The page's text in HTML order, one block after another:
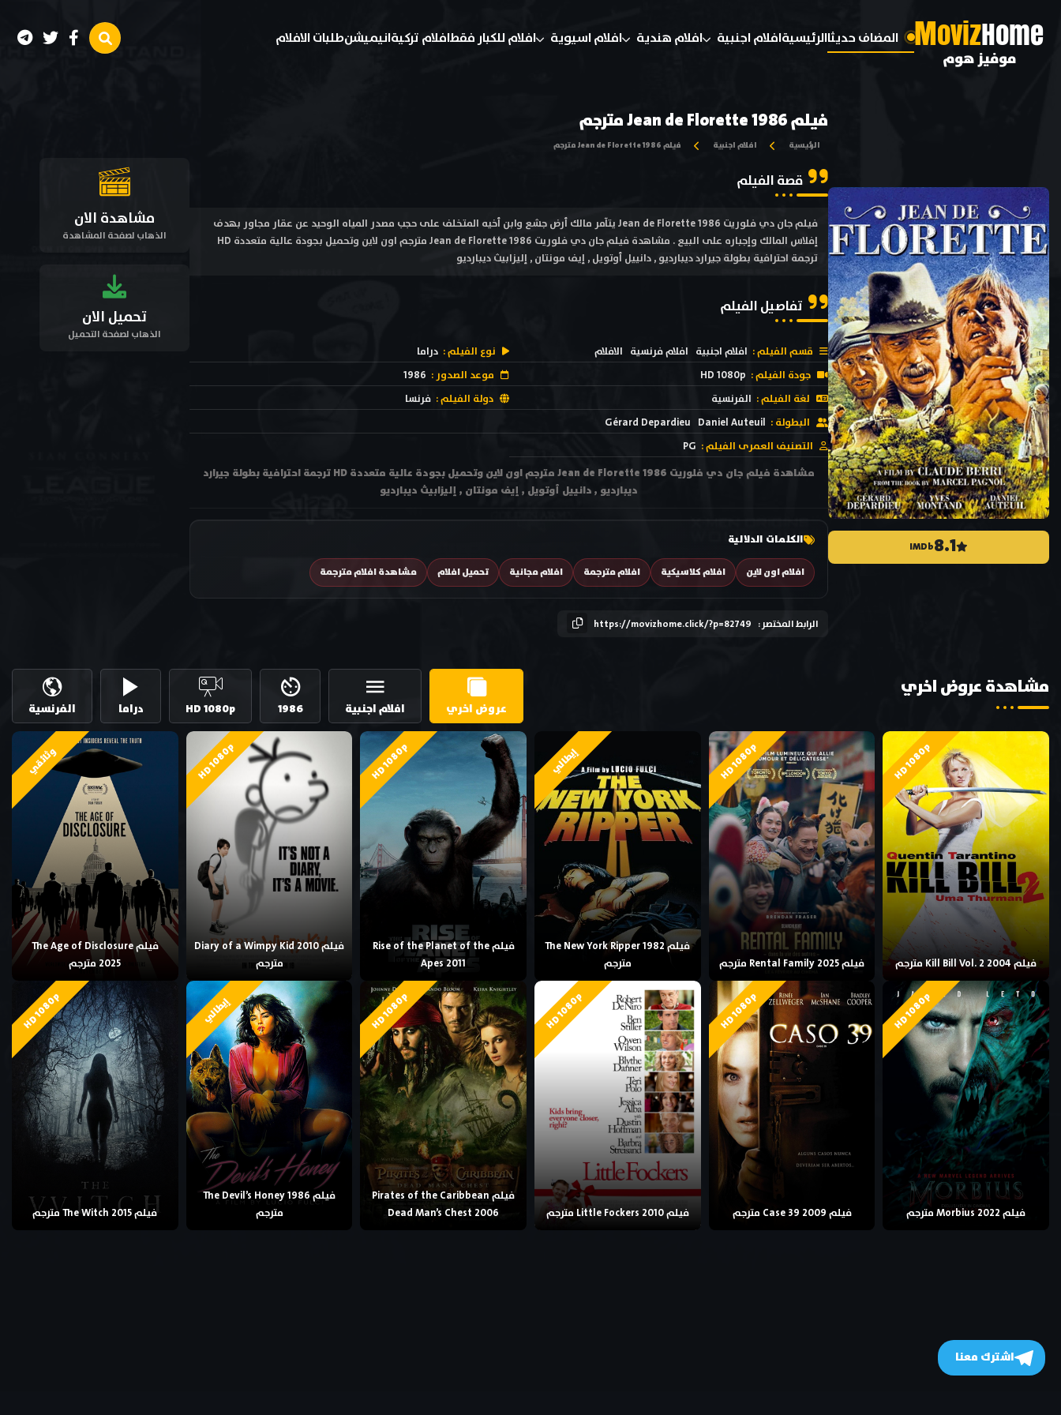
MovizHome
موفيز هوم
المضاف حديثاالرئيسيةافلام اجنبية افلام هندية افلام اسيوية افلام للكبار فقطافلام تركيةانيميشنطلبات الافلام
8.1
IMDb
فيلم Jean de Florette 1986 مترجم
الرئيسية افلام اجنبية فيلم Jean de Florette 1986 مترجم
قصة الفيلم
فيلم جان دي فلوريت Jean de Florette 1986 يتآمر مالك أرض جشع وابن أخيه المتخلف على حجب مصدر المياه الوحيد عن عقار مجاور بهدف
إفلاس المالك وإجباره على البيع . مشاهدة فيلم جان دي فلوريت Jean de Florette 1986 مترجم اون لاين وتحميل بجودة عالية متعددة HD
ترجمة احترافية بطولة جيرارد ديبارديو , دانييل أوتويل , إيف مونتان , إليزابيث ديبارديو
تفاصيل الفيلم
قسم الفيلم : افلام اجنبية افلام فرنسية الافلام نوع الفيلم : دراما
جودة الفيلم : HD 1080p موعد الصدور : 1986
لغة الفيلم : الفرنسية دولة الفيلم : فرنسا
البطولة : Daniel Auteuil
Gérard Depardieu
التصنيف العمرى الفيلم : PG
مشاهدة فيلم جان دي فلوريت Jean de Florette 1986 مترجم اون لاين وتحميل بجودة عالية متعددة HD ترجمة احترافية بطولة جيرارد
ديبارديو , دانييل أوتويل , إيف مونتان , إليزابيث ديبارديو
الكلمات الدلالية
افلام اون لاين افلام كلاسيكية افلام مترجمة افلام مجانية تحميل افلام مشاهدة افلام مترجمة
الرابط المختصر : https://movizhome.click/?p=82749
مشاهدة الان
الذهاب لصفحة المشاهدة
تحميل الان
الذهاب لصفحة التحميل
مشاهدة عروض اخري
عروض اخري افلام اجنبية 1986
HD 1080p دراما الفرنسية
HD 1080p
فيلم Kill Bill Vol. 2 2004 مترجم
HD 1080p
فيلم Rental Family 2025 مترجم
إيطالي
فيلم The New York Ripper 1982
مترجم
HD 1080p
فيلم Rise of the Planet of the
Apes 2011
HD 1080p
فيلم Diary of a Wimpy Kid 2010
مترجم
وثائقي
فيلم The Age of Disclosure
2025 مترجم
HD 1080p
فيلم Morbius 2022 مترجم
HD 1080p
فيلم Case 39 2009 مترجم
HD 1080p
فيلم Little Fockers 2010 مترجم
HD 1080p
فيلم Pirates of the Caribbean
Dead Man’s Chest 2006
إيطالي
فيلم The Devil’s Honey 1986
مترجم
HD 1080p
فيلم The Witch 2015 مترجم
اشترك معنا